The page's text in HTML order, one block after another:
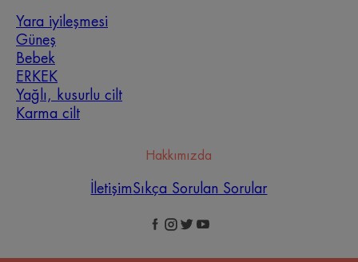
Yara iyileşmesi
Güneş
Bebek
ERKEK
Yağlı, kusurlu cilt
Karma cilt
Hakkımızda
İletişimSıkça Sorulan Sorular